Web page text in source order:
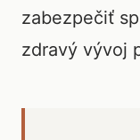
zabezpečiť
zdravý vývoj